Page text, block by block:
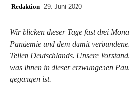
Redaktion 29. Juni 2020
Wir blicken dieser Tage fast drei
Pandemie und dem damit
Teilen Deutschlands. Unsere
was Ihnen in dieser erzwungenen
gegangen ist.